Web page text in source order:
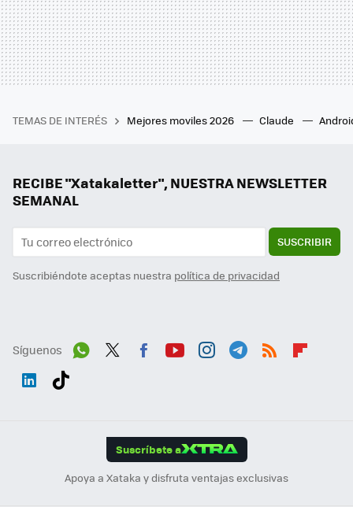
TEMAS DE INTERÉS Mejores moviles 2026 Claude
RECIBE "Xatakaletter", NUESTRA NEWSLETTER
SEMANAL
SUSCRIBIR
Suscribiéndote aceptas nuestra política de privacidad
Síguenos
Suscríbete a
Apoya a Xataka y disfruta ventajas exclusivas